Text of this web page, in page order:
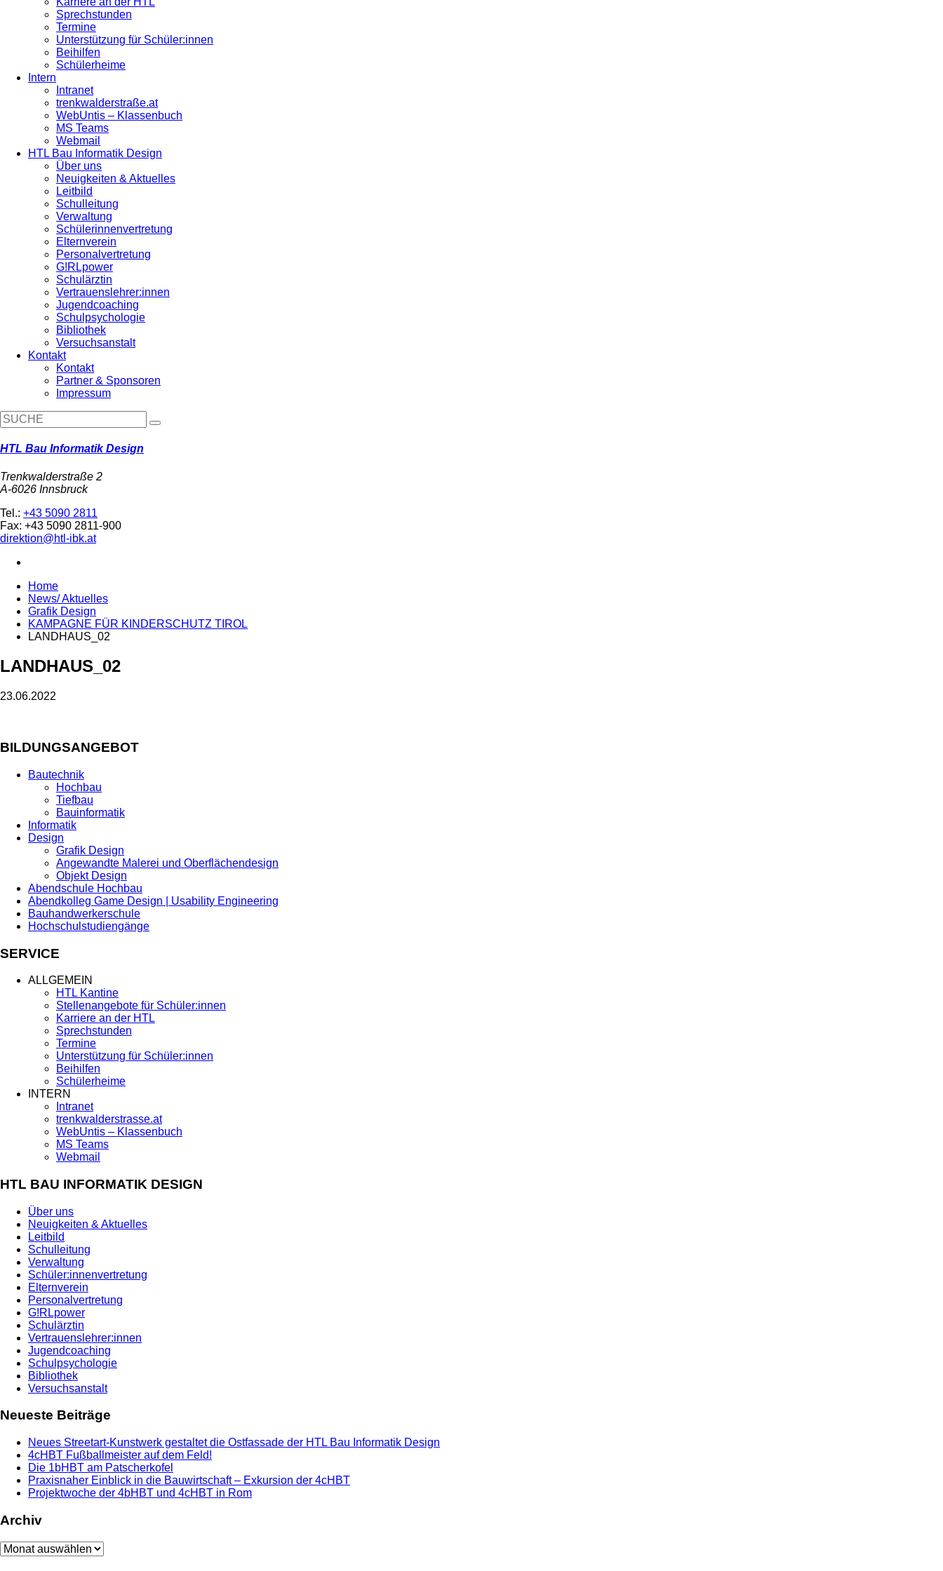
Sprechstunden
Termine
Unterstützung für Schüler:innen
Beihilfen
Schülerheime
Intern
Intranet
trenkwalderstraße.at
WebUntis – Klassenbuch
MS Teams
Webmail
HTL Bau Informatik Design
Über uns
Neuigkeiten & Aktuelles
Leitbild
Schulleitung
Verwaltung
Schülerinnenvertretung
Elternverein
Personalvertretung
G!RLpower
Schulärztin
Vertrauenslehrer:innen
Jugendcoaching
Schulpsychologie
Bibliothek
Versuchsanstalt
Kontakt
Kontakt
Partner & Sponsoren
Impressum
HTL Bau Informatik Design
Trenkwalderstraße 2
A-6026 Innsbruck
Tel.: +43 5090 2811
Fax: +43 5090 2811-900
direktion@htl-ibk.at
Home
News/ Aktuelles
Grafik Design
KAMPAGNE FÜR KINDERSCHUTZ TIROL
LANDHAUS_02
LANDHAUS_02
23.06.2022
BILDUNGSANGEBOT
Bautechnik
Hochbau
Tiefbau
Bauinformatik
Informatik
Design
Grafik Design
Angewandte Malerei und Oberflächendesign
Objekt Design
Abendschule Hochbau
Abendkolleg Game Design | Usability Engineering
Bauhandwerkerschule
Hochschulstudiengänge
SERVICE
ALLGEMEIN
HTL Kantine
Stellenangebote für Schüler:innen
Karriere an der HTL
Sprechstunden
Termine
Unterstützung für Schüler:innen
Beihilfen
Schülerheime
INTERN
Intranet
trenkwalderstrasse.at
WebUntis – Klassenbuch
MS Teams
Webmail
HTL BAU INFORMATIK DESIGN
Über uns
Neuigkeiten & Aktuelles
Leitbild
Schulleitung
Verwaltung
Schüler:innenvertretung
Elternverein
Personalvertretung
G!RLpower
Schulärztin
Vertrauenslehrer:innen
Jugendcoaching
Schulpsychologie
Bibliothek
Versuchsanstalt
Neueste Beiträge
Neues Streetart-Kunstwerk gestaltet die Ostfassade der HTL Bau Informatik Design
4cHBT Fußballmeister auf dem Feld!
Die 1bHBT am Patscherkofel
Praxisnaher Einblick in die Bauwirtschaft – Exkursion der 4cHBT
Projektwoche der 4bHBT und 4cHBT in Rom
Archiv
Archiv